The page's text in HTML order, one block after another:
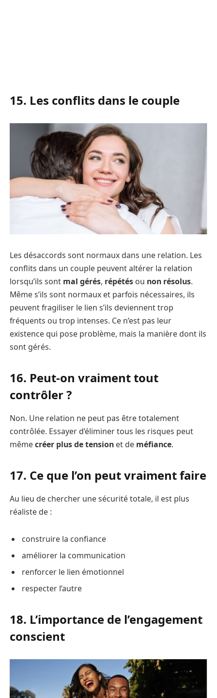
15. Les conflits dans le couple
Les désaccords sont normaux dans une relation. Les
conflits dans un couple peuvent altérer la relation
lorsqu’ils sont mal gérés, répétés ou non résolus.
Même s’ils sont normaux et parfois nécessaires, ils
peuvent fragiliser le lien s’ils deviennent trop
fréquents ou trop intenses. Ce n’est pas leur
existence qui pose problème, mais la manière dont ils
sont gérés.
16. Peut-on vraiment tout
contrôler ?
Non. Une relation ne peut pas être totalement
contrôlée. Essayer d’éliminer tous les risques peut
mêmecréer plus de tension et de méfiance.
17. Ce que l’on peut vraiment faire
Au lieu de chercher une sécurité totale, il est plus
réaliste de :
construire la confiance
améliorer la communication
renforcer le lien émotionnel
respecter l’autre
18. L’importance de l’engagement
conscient